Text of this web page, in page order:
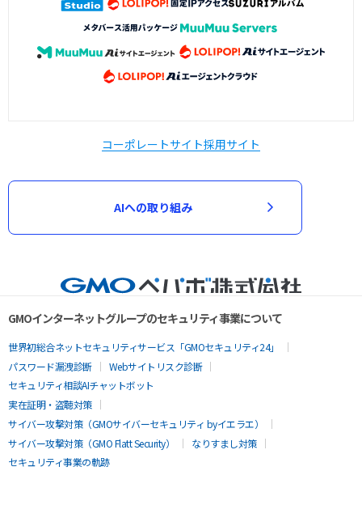
コーポレートサイト採用サイト
AIへの取り組み
GMOインターネットグループのセキュリティ事業について
世界初総合ネットセキュリティサービス「GMOセキュリティ24」
パスワード漏洩診断
Webサイトリスク診断
セキュリティ相談AIチャットボット
実在証明・盗聴対策
サイバー攻撃対策（GMOサイバーセキュリティ byイエラエ）
サイバー攻撃対策（GMO Flatt Security）
なりすまし対策
セキュリティ事業の軌跡